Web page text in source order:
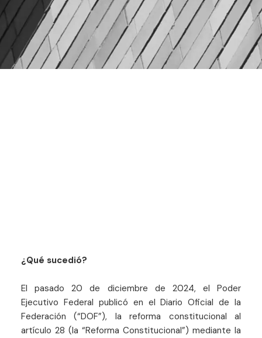
¿Qué sucedió?
El pasado 20 de diciembre de 2024, el Poder
Ejecutivo Federal publicó en el Diario Oficial de la
Federación (“DOF”), la reforma constitucional al
artículo 28 (la “Reforma Constitucional”) mediante la